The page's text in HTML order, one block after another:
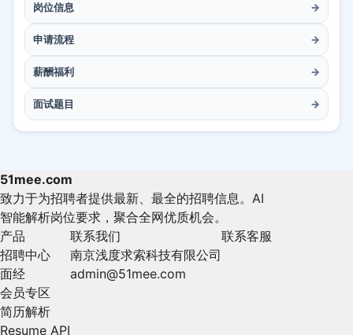
岗位信息 →
申请流程 →
薪酬福利 →
面试题目 →
51mee.com
致力于为招聘者提供最新、最全的招聘信息。AI
智能解析岗位要求，聚合全网优质机会。
产品
招聘中心
面经
会员专区
简历解析
Resume API
联系我们
南京浅度求索科技有限公司
admin@51mee.com
联系客服